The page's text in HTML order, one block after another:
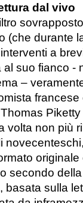
dal vivo
(che durante
a
suo fianco -
–
volta non più
secondo
basata sulla